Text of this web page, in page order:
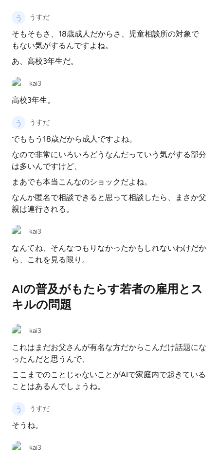
うすだ
そもそもさ、18歳成人だからさ、児童相談所の対象で
もない気がするんですよね。
あ、高校3年生だ。
kai3
高校3年生。
うすだ
でももう18歳だから成人ですよね。
なので非常にいろいろどうなんだっていう気がする部分
は多いんですけど、
まあでも本当こんなのショックだよね。
なんか匿名で相談できると思って相談したら、まさか父
親は連行される。
kai3
なんてね、そんなつもりなかったかもしれないわけだか
ら、これを見る限り。
AIの普及がもたらす若者の雇用とス
キルの問題
kai3
これはまだお父さんが有名な方だからこんだけ話題にな
ったんだと思うんで、
ここまでのことじゃないことがAIで家庭内で起きている
ことはあるんでしょうね。
うすだ
そうね。
kai3